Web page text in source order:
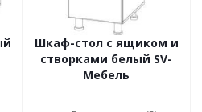
Шкаф-стол с ящиком и
створками белый SV-
Мебель